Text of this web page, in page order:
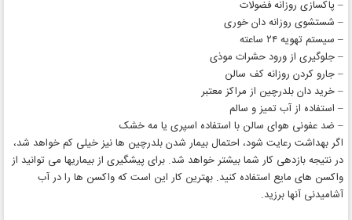
– پاکسازی روزانه فضولات
– شستشوی روزانه دان خوری
– سیستم تهویه ۲۴ ساعته
– جلوگیری از ورود حشرات موذی
– جارو کردن روزانه کف سالن
– خرید دان بلدرچین از مراکز معتبر
– استفاده از آب تمیز و سالم
– ضد عفونی هوای سالن با استفاده اسپری یا مه خشک
اگر بهداشت رعایت شود، احتمال بیمار شدن بلدرچین ها نیز خیلی کم خواهد شد،
در نتیجه بازدهی کار شما بیشتر خواهد شد. برای پیشگیری از بیماریها می توانید از
واکسن های مایع استفاده کنید. بهترین کار این است که واکسن ها را در آب
آشامیدنی آنها برزید.